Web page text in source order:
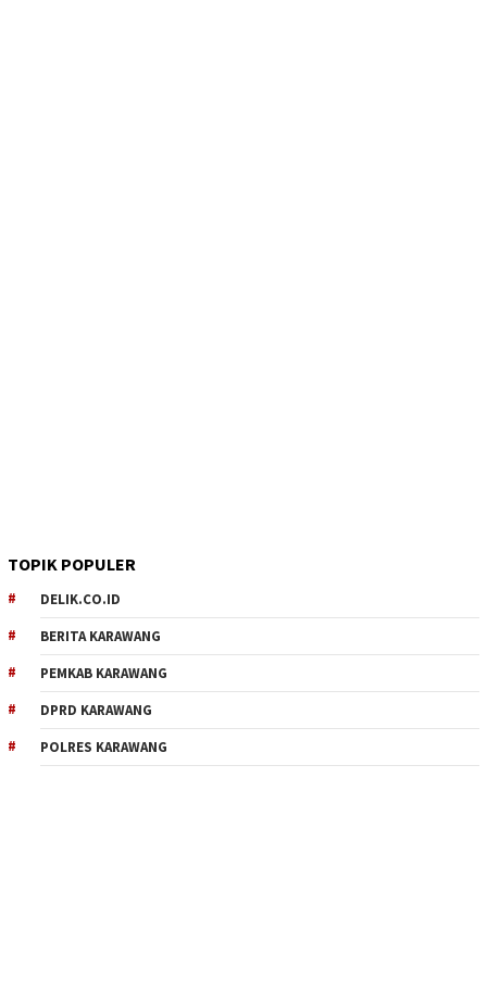
TOPIK POPULER
DELIK.CO.ID
BERITA KARAWANG
PEMKAB KARAWANG
DPRD KARAWANG
POLRES KARAWANG